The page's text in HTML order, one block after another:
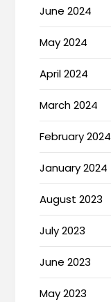
June 2024
May 2024
April 2024
March 2024
February 2024
January 2024
August 2023
July 2023
June 2023
May 2023